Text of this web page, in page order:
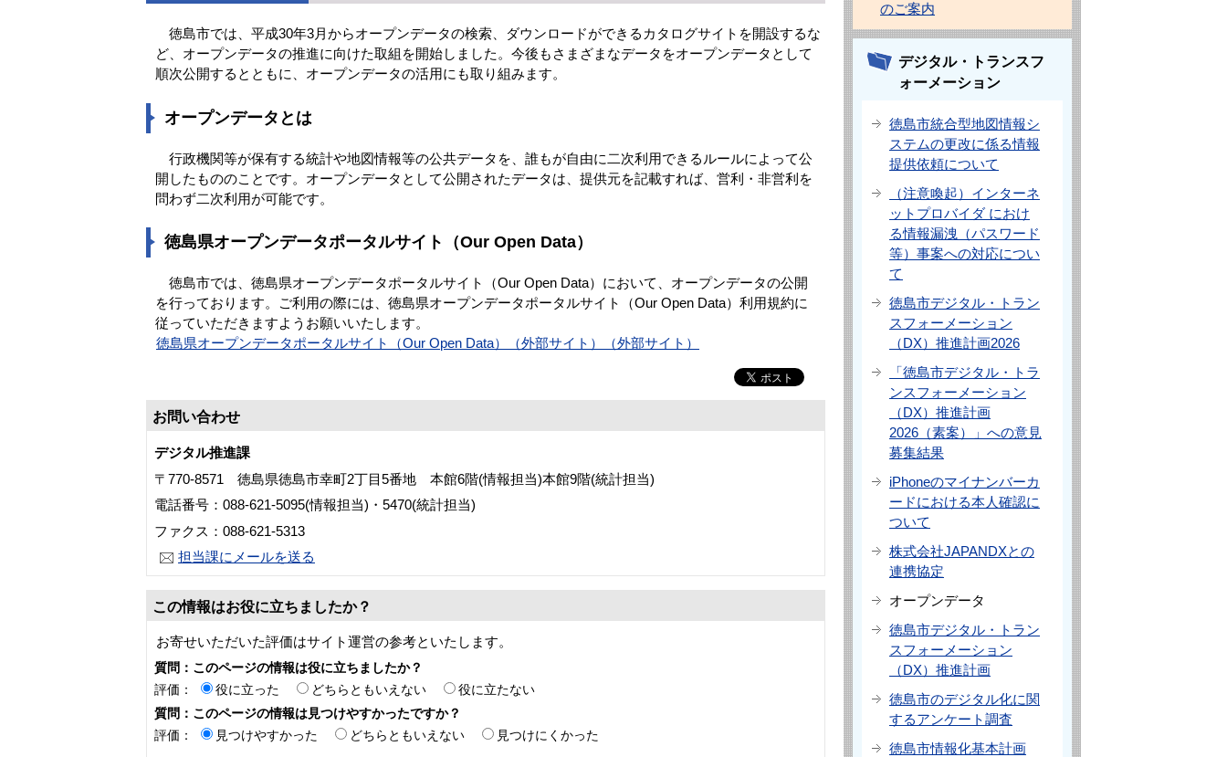
徳島市では、平成30年3月からオープンデータの検索、ダウンロードができるカタログサイトを開設するな
ど、オープンデータの推進に向けた取組を開始しました。今後もさまざまなデータをオープンデータとして
順次公開するとともに、オープンデータの活用にも取り組みます。
オープンデータとは
行政機関等が保有する統計や地図情報等の公共データを、誰もが自由に二次利用できるルールによって公
開したもののことです。オープンデータとして公開されたデータは、提供元を記載すれば、営利・非営利を
問わず二次利用が可能です。
徳島県オープンデータポータルサイト（Our Open Data）
徳島市では、徳島県オープンデータポータルサイト（Our Open Data）において、オープンデータの公開
を行っております。ご利用の際には、徳島県オープンデータポータルサイト（Our Open Data）利用規約に
従っていただきますようお願いいたします。
徳島県オープンデータポータルサイト（Our Open Data）（外部サイト）（外部サイト）
お問い合わせ
デジタル推進課
〒770-8571 徳島県徳島市幸町2丁目5番地 本館6階(情報担当)本館9階(統計担当)
電話番号：088-621-5095(情報担当)・5470(統計担当)
ファクス：088-621-5313
担当課にメールを送る
この情報はお役に立ちましたか？
お寄せいただいた評価はサイト運営の参考といたします。
質問：このページの情報は役に立ちましたか？
評価：
役に立った どちらともいえない
役に立たない
質問：このページの情報は見つけやすかったですか？
評価：
見つけやすかった どちらともいえない 見つけにくかった
のご案内
デジタル・トランスフ
ォーメーション
徳島市統合型地図情報シ
ステムの更改に係る情報
提供依頼について
（注意喚起）インターネ
ットプロバイダ におけ
る情報漏洩（パスワード
等）事案への対応につい
て
徳島市デジタル・トラン
スフォーメーション
（DX）推進計画2026
「徳島市デジタル・トラ
ンスフォーメーション
（DX）推進計画
2026（素案）」への意見
募集結果
iPhoneのマイナンバーカ
ードにおける本人確認に
ついて
株式会社JAPANDXとの
連携協定
オープンデータ
徳島市デジタル・トラン
スフォーメーション
（DX）推進計画
徳島市のデジタル化に関
するアンケート調査
徳島市情報化基本計画